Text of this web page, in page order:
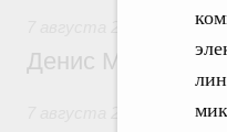
Общие
Денис Мантуров